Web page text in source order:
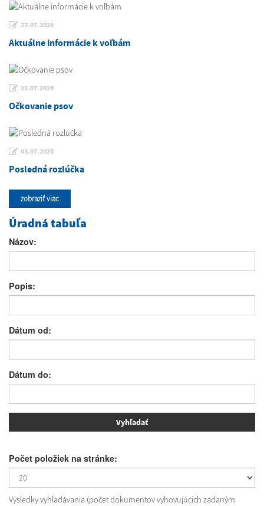
27.07.2026
Aktuálne informácie k voľbám
22.07.2026
Očkovanie psov
03.07.2026
Posledná rozlúčka
zobraziť viac
Úradná tabuľa
Názov:
Popis:
Dátum od:
Dátum do:
Počet položiek na stránke:
Výsledky vyhľadávania (počet dokumentov vyhovujúcich zadaným